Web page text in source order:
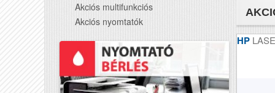
Akciós multifunkciós
Akciós nyomtatók
HP